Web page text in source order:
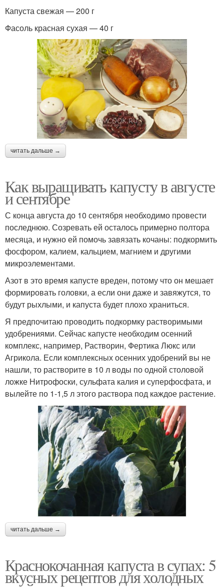
Капуста свежая — 200 г
Фасоль красная сухая — 40 г
читать дальше →
Как выращивать капусту в августе
и сентябре
С конца августа до 10 сентября необходимо провести
последнюю. Созревать ей осталось примерно полтора
месяца, и нужно ей помочь завязать кочаны: подкормить
фосфором, калием, кальцием, магнием и другими
микроэлементами.
Азот в это время капусте вреден, потому что он мешает
формировать головки, а если они даже и завяжутся, то
будут рыхлыми, и капуста будет плохо храниться.
Я предпочитаю проводить подкормку растворимыми
удобрениями. Сейчас капусте необходим осенний
комплекс, например, Растворин, Фертика Люкс или
Агрикола. Если комплексных осенних удобрений вы не
нашли, то растворите в 10 л воды по одной столовой
ложке Нитрофоски, сульфата калия и суперфосфата, и
вылейте по 1-1,5 л этого раствора под каждое растение.
читать дальше →
Краснокочанная капуста в супах: 5
вкусных рецептов для холодных